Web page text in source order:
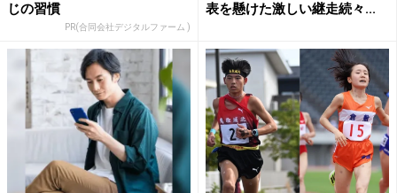
じの習慣
PR(合同会社デジタルファーム )
表を懸けた激しい継走続々...